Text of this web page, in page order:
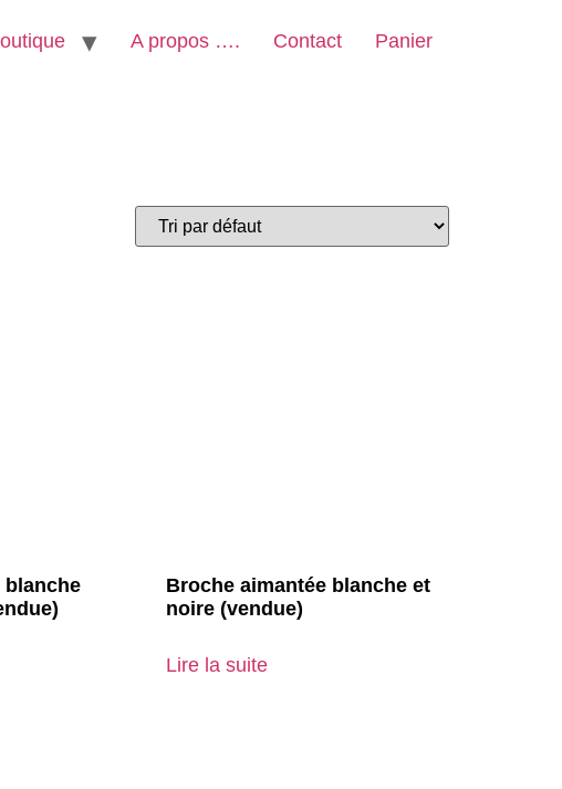
A propos …. Contact Panier
blanche
Broche aimantée blanche et
noire (vendue)
Lire la suite